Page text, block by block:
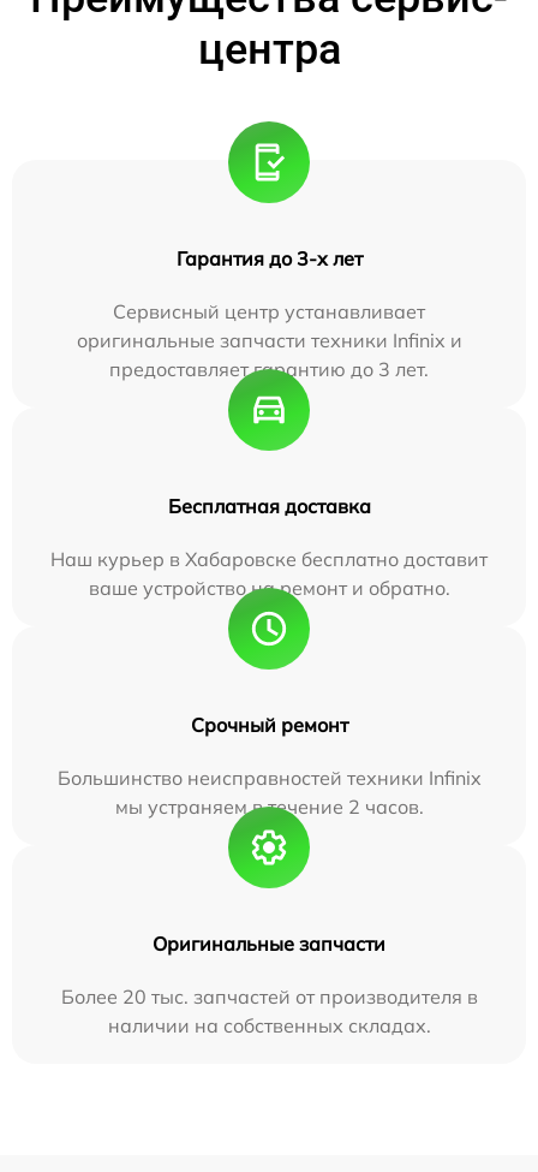
центра
Гарантия до 3-х лет
Сервисный центр устанавливает
оригинальные запчасти техники Infinix и
предоставляет гарантию до 3 лет.
Бесплатная доставка
Наш курьер в Хабаровске бесплатно доставит
ваше устройство на ремонт и обратно.
Срочный ремонт
Большинство неисправностей техники Infinix
мы устраняем в течение 2 часов.
Оригинальные запчасти
Более 20 тыс. запчастей от производителя в
наличии на собственных складах.